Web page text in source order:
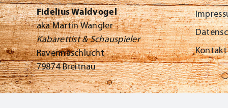
Fidelius Waldvogel
aka Martin Wangler
Kabarettist & Schauspieler
Ravennaschlucht
79874 Breitnau
Kontakt